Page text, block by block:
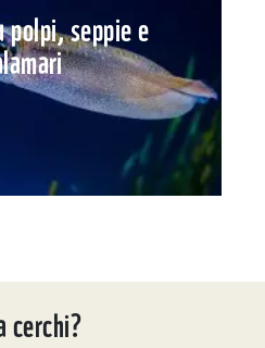
polpi, seppie e
cerchi?